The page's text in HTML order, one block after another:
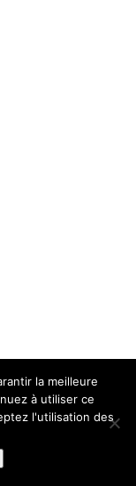
la meilleure
à utiliser ce
l'utilisation des